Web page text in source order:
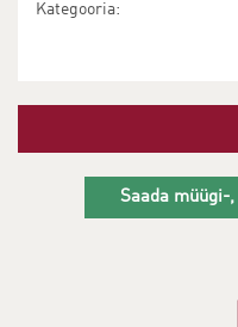
Kategooria:
Saada müügi-